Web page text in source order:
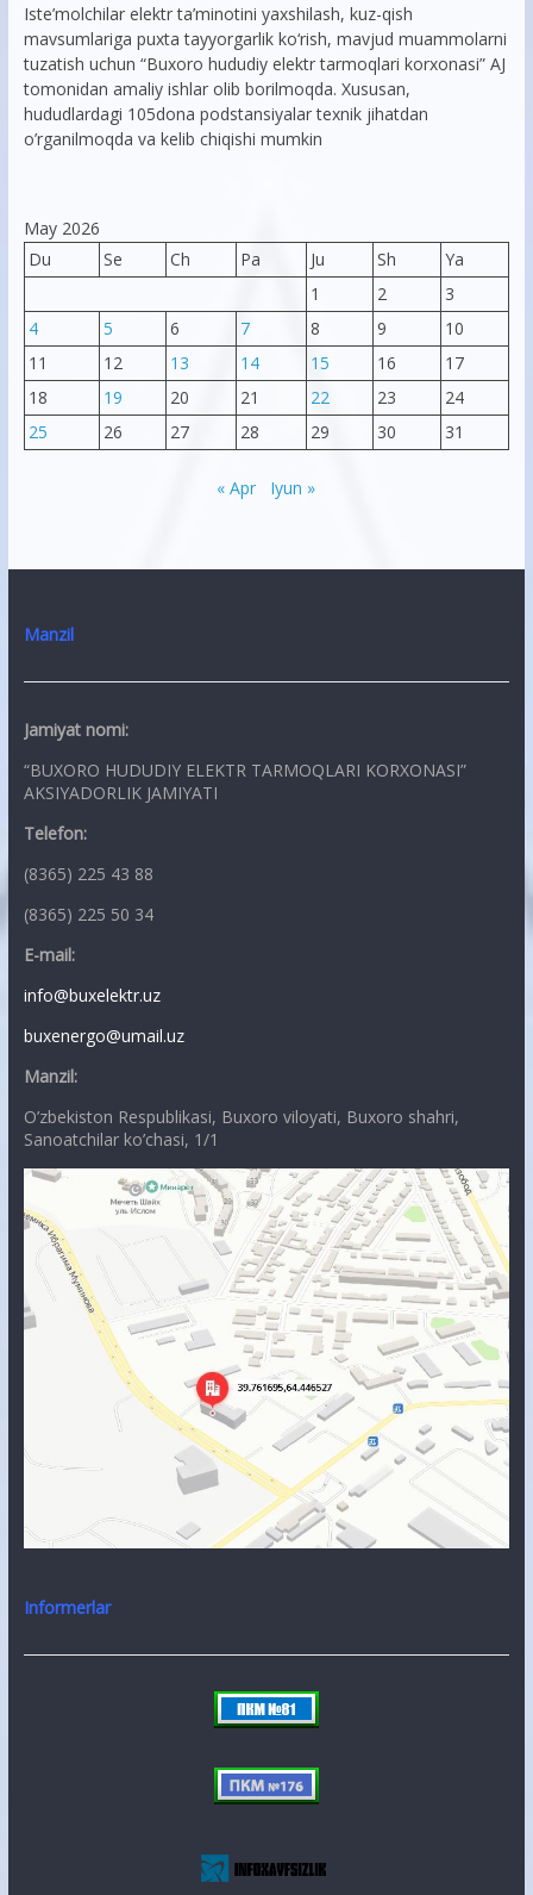
Iste’molchilar elektr ta’minotini yaxshilash, kuz-qish
mavsumlariga puxta tayyorgarlik ko‘rish, mavjud muammolarni
tuzatish uchun “Buxoro hududiy elektr tarmoqlari korxonasi” AJ
tomonidan amaliy ishlar olib borilmoqda. Xususan,
hududlardagi 105dona podstansiyalar texnik jihatdan
o’rganilmoqda va kelib chiqishi mumkin
May 2026
Du
Se Ch Pa Ju Sh
Ya
1
2
3
4
5 6 7 8 9
10
11
12 13 14 15 16
17
18
19 20 21 22 23
24
25
26 27 28 29 30 31
« Apr Iyun »
Manzil
Jamiyat nomi:
“BUXORO HUDUDIY ELEKTR TARMOQLARI KORXONASI”
AKSIYADORLIK JAMIYATI
Telefon:
(8365) 225 43 88
(8365) 225 50 34
E-mail:
info@buxelektr.uz
buxenergo@umail.uz
Manzil:
O’zbekiston Respublikasi, Buxoro viloyati, Buxoro shahri,
Sanoatchilar ko’chasi, 1/1
Informerlar